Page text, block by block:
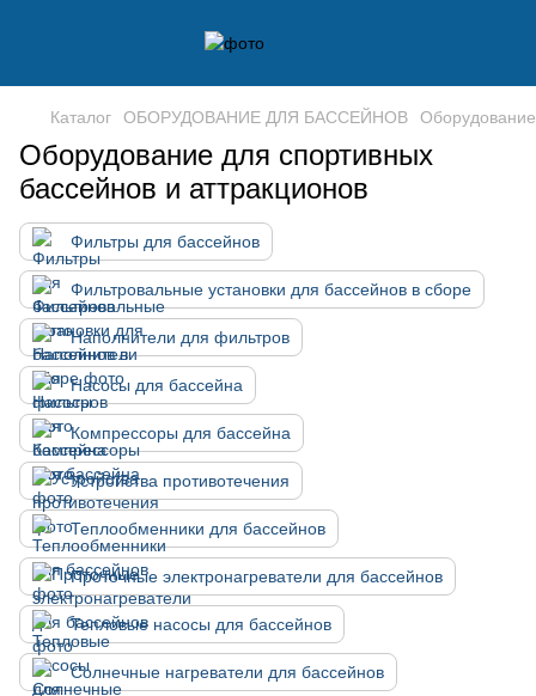
Каталог ОБОРУДОВАНИЕ ДЛЯ БАССЕЙНОВ
Оборудование для спортивных
бассейнов и аттракционов
Фильтры для бассейнов
Фильтровальные установки для бассейнов в сборе
Наполнители для фильтров
Насосы для бассейна
Компрессоры для бассейна
Устройства противотечения
Теплообменники для бассейнов
Проточные электронагреватели для бассейнов
Тепловые насосы для бассейнов
Солнечные нагреватели для бассейнов